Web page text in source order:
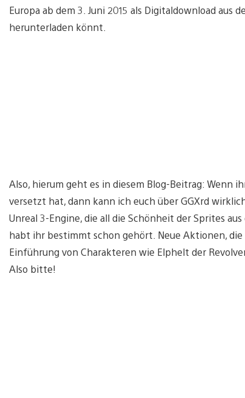
Europa ab dem 3. Juni 2015 als Digitaldownload aus
herunterladen könnt.
Also, hierum geht es in diesem Blog-Beitrag: Wenn
versetzt hat, dann kann ich euch über GGXrd
Unreal 3-Engine, die all die Schönheit der Sprites
habt ihr bestimmt schon gehört. Neue Aktionen,
Einführung von Charakteren wie Elphelt der
Also bitte!